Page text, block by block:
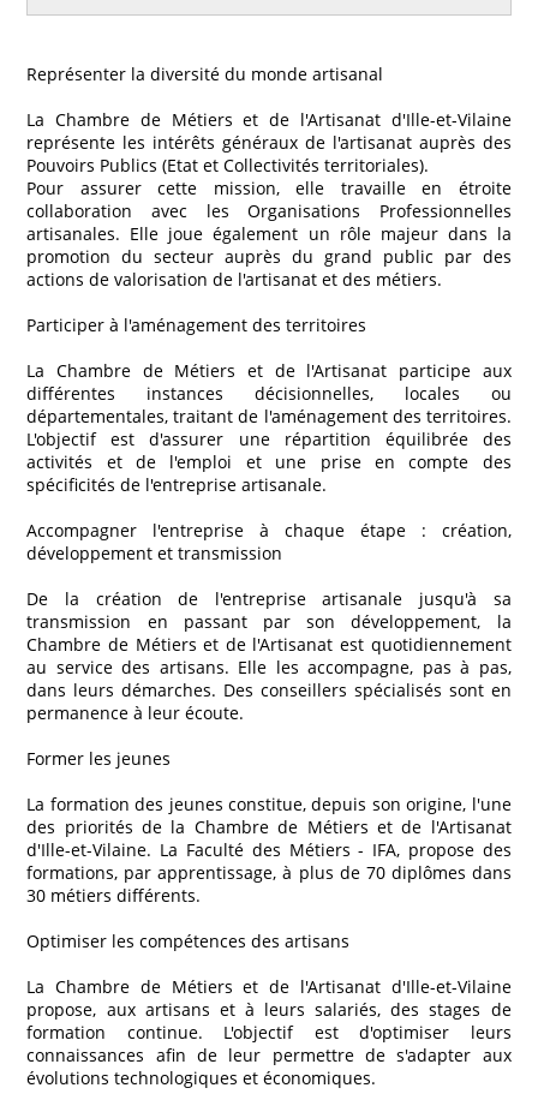
Représenter la diversité du monde artisanal
La Chambre de Métiers et de l'Artisanat d'Ille-et-Vilaine
représente les intérêts généraux de l'artisanat auprès des
Pouvoirs Publics (Etat et Collectivités territoriales).
Pour assurer cette mission, elle travaille en étroite
collaboration avec les Organisations Professionnelles
artisanales. Elle joue également un rôle majeur dans la
promotion du secteur auprès du grand public par des
actions de valorisation de l'artisanat et des métiers.
Participer à l'aménagement des territoires
La Chambre de Métiers et de l'Artisanat participe aux
différentes instances décisionnelles, locales ou
départementales, traitant de l'aménagement des territoires.
L'objectif est d'assurer une répartition équilibrée des
activités et de l'emploi et une prise en compte des
spécificités de l'entreprise artisanale.
Accompagner l'entreprise à chaque étape : création,
développement et transmission
De la création de l'entreprise artisanale jusqu'à sa
transmission en passant par son développement, la
Chambre de Métiers et de l'Artisanat est quotidiennement
au service des artisans. Elle les accompagne, pas à pas,
dans leurs démarches. Des conseillers spécialisés sont en
permanence à leur écoute.
Former les jeunes
La formation des jeunes constitue, depuis son origine, l'une
des priorités de la Chambre de Métiers et de l'Artisanat
d'Ille-et-Vilaine. La Faculté des Métiers - IFA, propose des
formations, par apprentissage, à plus de 70 diplômes dans
30 métiers différents.
Optimiser les compétences des artisans
La Chambre de Métiers et de l'Artisanat d'Ille-et-Vilaine
propose, aux artisans et à leurs salariés, des stages de
formation continue. L'objectif est d'optimiser leurs
connaissances afin de leur permettre de s'adapter aux
évolutions technologiques et économiques.